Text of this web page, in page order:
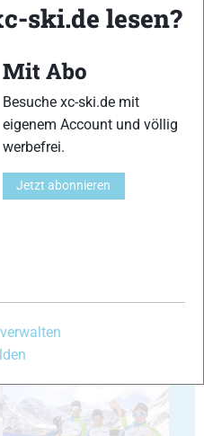
ski.de lesen?
Mit Abo
Besuche xc-ski.de mit
eigenem Account und völlig
werbefrei.
Jetzt abonnieren